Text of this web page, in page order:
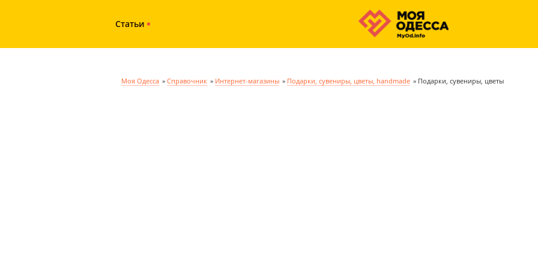
Статьи
Моя Одесса » Справочник » Интернет-магазины » Подарки, сувениры, цветы, handmade » Подарки, сувениры, цветы